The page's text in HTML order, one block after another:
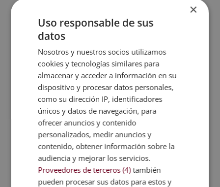
primer Máster Universitario Oficial: el Máster en
Nutrición y Dietética Clínica. Esta formación
integral, avalada por la...
Categorías del blog
Administración y Dirección
Dermatología y Cosmética
Deporte
Interiorismo
Dietética y Nutrición
Comercio internacional
×
Uso responsable de sus
datos
Nosotros y nuestros socios utilizamos
cookies y tecnologías similares para
almacenar y acceder a información en su
dispositivo y procesar datos personales,
como su dirección IP, identificadores
únicos y datos de navegación, para
ofrecer anuncios y contenido
personalizados, medir anuncios y
contenido, obtener información sobre la
audiencia y mejorar los servicios.
Proveedores de terceros (4) también
pueden procesar sus datos para estos y